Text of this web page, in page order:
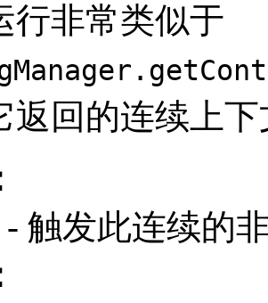
行非常类似于
返回的连续上
- 触发此连续的